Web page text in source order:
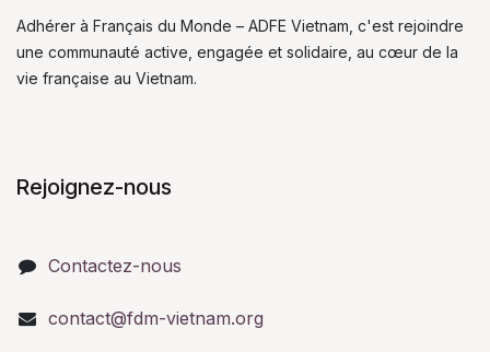
Adhérer à Français du Monde – ADFE Vietnam, c'est rejoindre
une communauté active, engagée et solidaire, au cœur de la
vie française au Vietnam.
Rejoignez-nous
Contactez-nous
contact@fdm-vietnam.org